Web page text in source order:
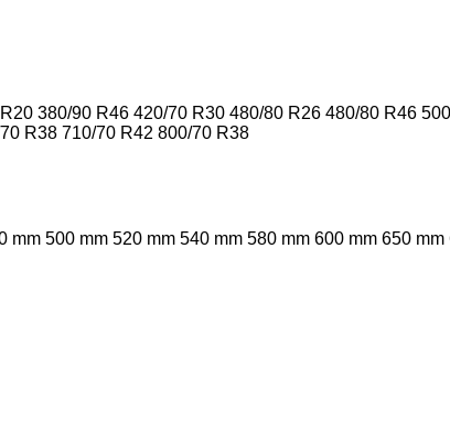
380/90 R46 420/70 R30 480/80 R26 480/80 R46
R38 710/70 R42 800/70 R38
mm 500 mm 520 mm 540 mm 580 mm 600 mm 650 mm